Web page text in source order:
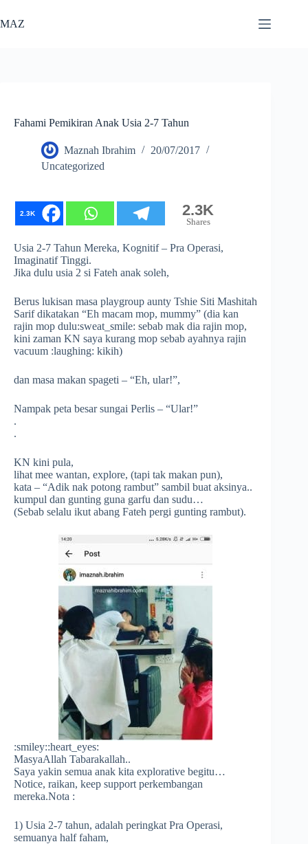
to
content
MAZ
Fahami Pemikiran Anak Usia 2-7 Tahun
Maznah Ibrahim
20/07/2017
Uncategorized
2.3K 2.3K
Shares
Usia 2-7 Tahun Mereka, Kognitif – Pra Operasi,
Imaginatif Tinggi.
Jika dulu usia 2 si Fateh anak soleh,
Berus lukisan masa playgroup aunty Tshie Siti Mashitah
Sarif dikatakan “Eh macam mop, mummy” (dia kan
rajin mop dulu:sweat_smile: sebab mak dia rajin mop,
kini zaman KN saya kurang mop sebab ayahnya rajin
vacuum :laughing: kikih)
dan masa makan spageti – “Eh, ular!”,
Nampak peta besar sungai Perlis – “Ular!”
.
.
KN kini pula,
lihat mee wantan, explore, (tapi tak makan pun),
kata – “Adik nak potong rambut” sambil buat aksinya..
kumpul dan gunting guna garfu dan sudu…
(Sebab selalu ikut abang Fateh pergi gunting rambut).
:smiley::heart_eyes:
MasyaAllah Tabarakallah..
Saya yakin semua anak kita explorative begitu…
Notice, raikan, keep support perkembangan
mereka.Nota :
1) Usia 2-7 tahun, adalah peringkat Pra Operasi,
semuanya half faham,